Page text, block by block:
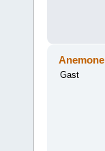
Anemone
Gast